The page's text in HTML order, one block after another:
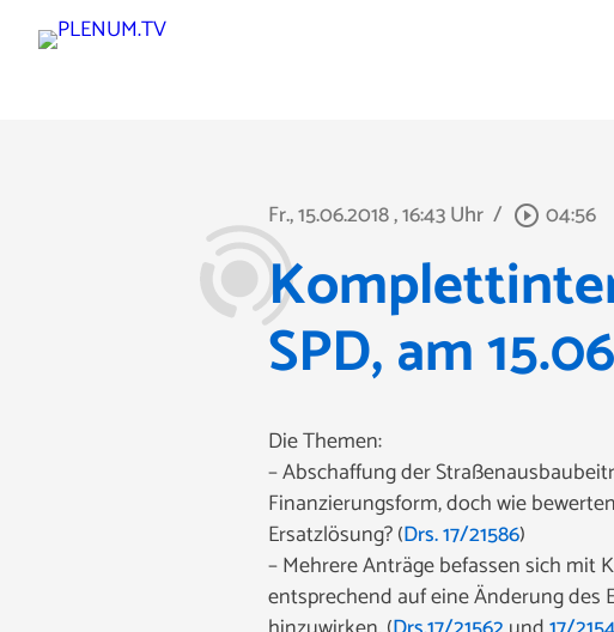
Fr., 15.06.2018, 16:43 Uhr / play_circle_outline 04:56
SPD, am
Die Themen:
– Abschaffung der
Finanzierungsform, doch wie
Ersatzlösung? (Drs. 17/21586)
– Mehrere Anträge befassen sich mit
entsprechend auf eine Änderung des